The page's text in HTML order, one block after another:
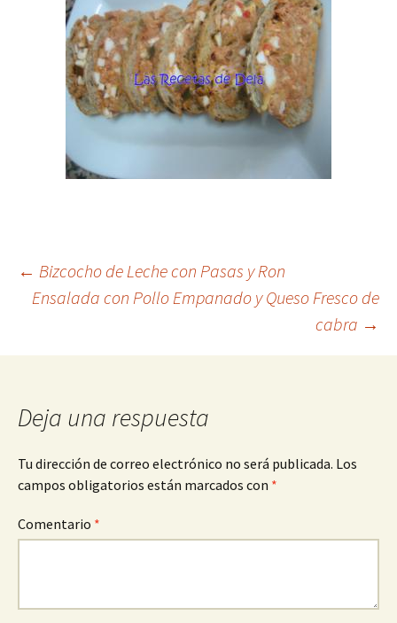
Navegación
← Bizcocho de Leche con Pasas y Ron
Ensalada con Pollo Empanado y Queso Fresco de
cabra →
Deja una respuesta
Tu dirección de correo electrónico no será publicada. Los
campos obligatorios están marcados con *
Comentario *